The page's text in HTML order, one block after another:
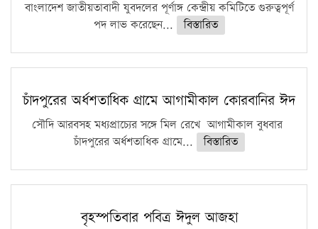
ফরিদগঞ্জে আগুনে পুড়লো ৬ ব্যবসা প্রতিষ্ঠান
বাংলাদেশ জাতীয়তাবাদী যুবদলের পূর্ণাঙ্গ কেন্দ্রীয় কমিটিতে গুরুত্বপূর্ণ
পদ লাভ করেছেন...
বিস্তারিত
চাঁদপুরের অর্ধশতাধিক গ্রামে আগামীকাল কোরবানির ঈদ
সৌদি আরবসহ মধ্যপ্রাচ্যের সঙ্গে মিল রেখে আগামীকাল বুধবার
চাঁদপুরের অর্ধশতাধিক গ্রামে...
বিস্তারিত
বৃহস্পতিবার পবিত্র ঈদুল আজহা